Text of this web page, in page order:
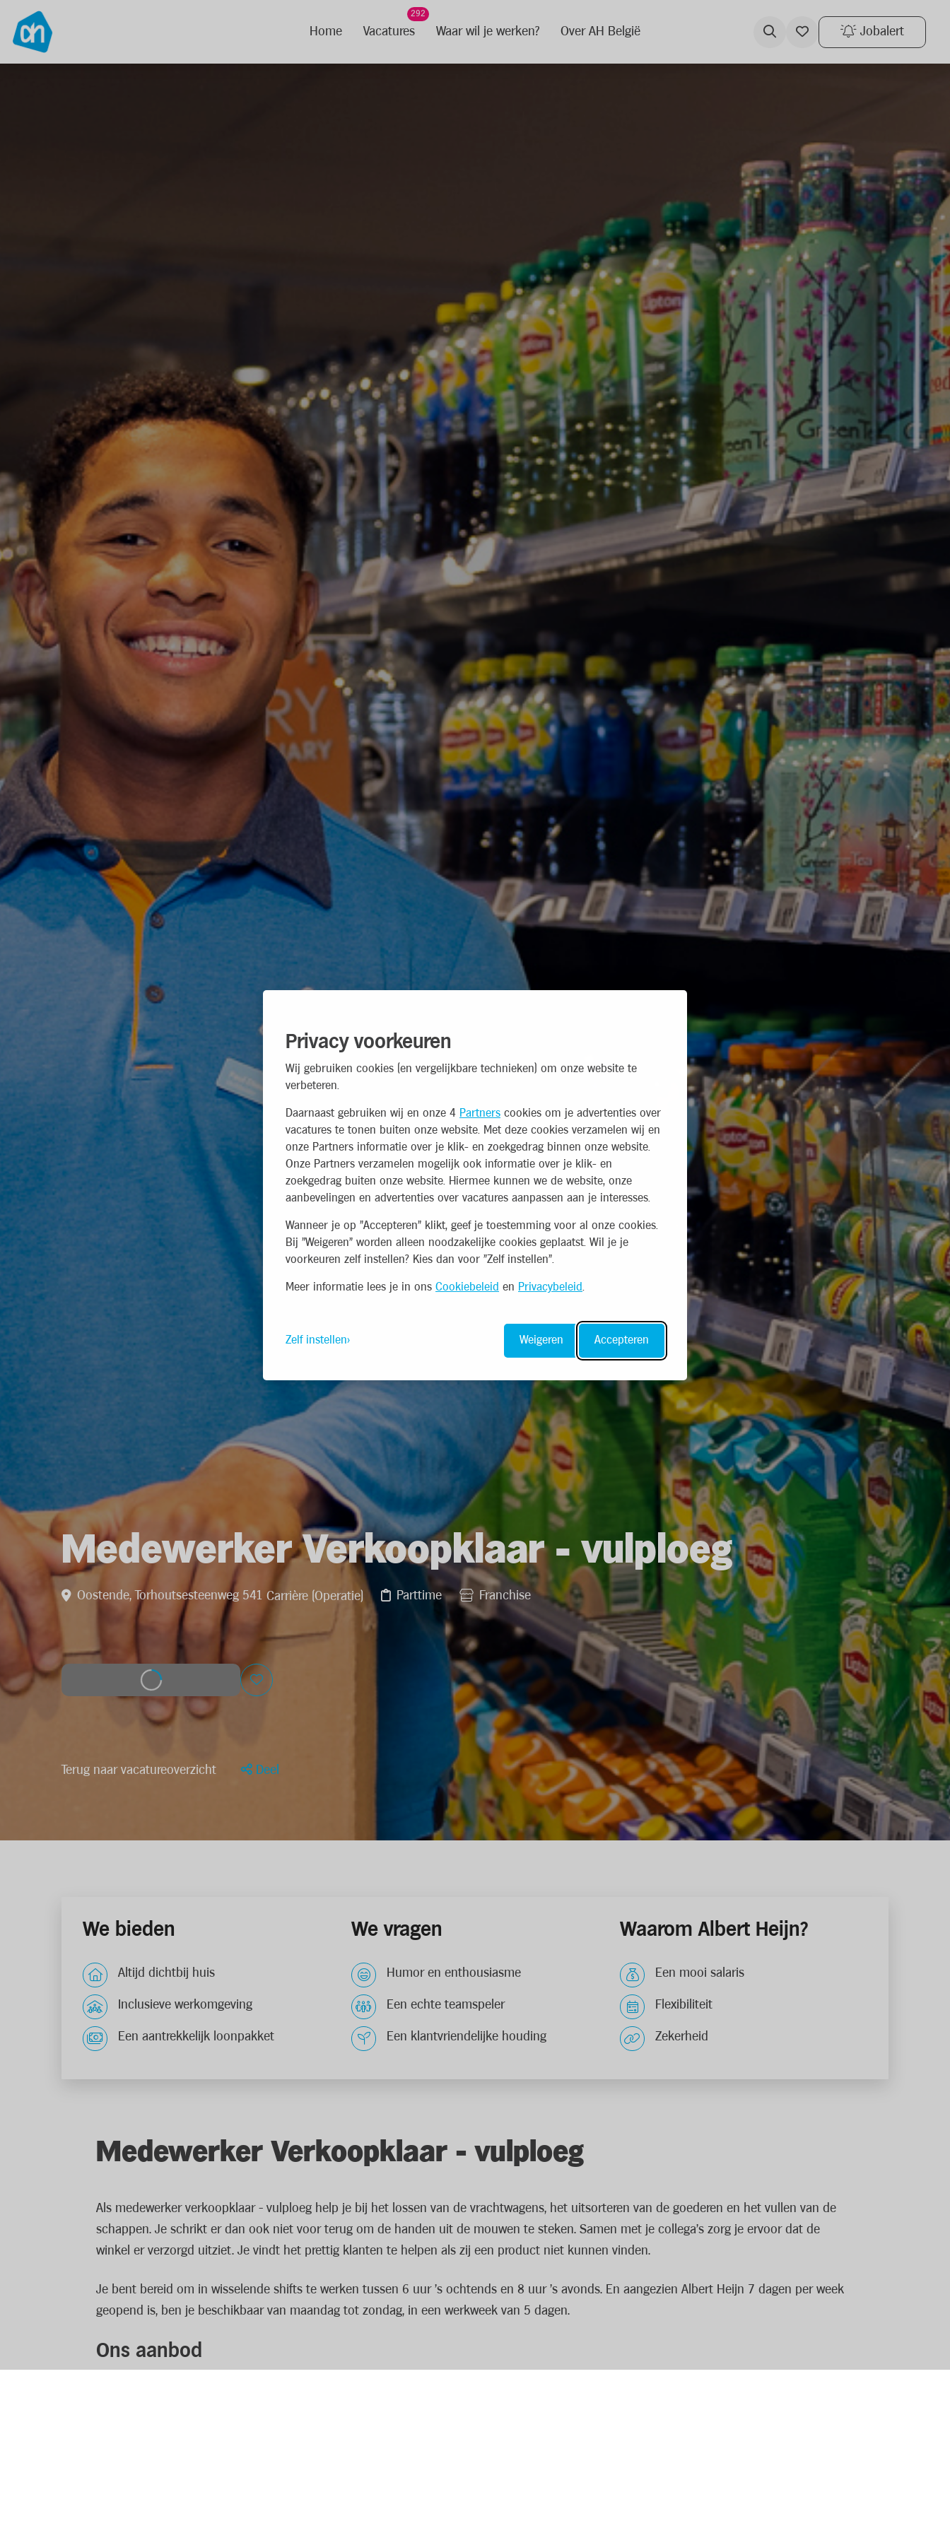
Privacy voorkeuren
Wij gebruiken cookies (en vergelijkbare technieken) om onze website te
verbeteren.
Daarnaast gebruiken wij en onze 4 Partners cookies om je advertenties over
vacatures te tonen buiten onze website. Met deze cookies verzamelen wij en
onze Partners informatie over je klik- en zoekgedrag binnen onze website.
Onze Partners verzamelen mogelijk ook informatie over je klik- en
zoekgedrag buiten onze website. Hiermee kunnen we de website, onze
aanbevelingen en advertenties over vacatures aanpassen aan je interesses.
Wanneer je op "Accepteren" klikt, geef je toestemming voor al onze cookies.
Bij "Weigeren" worden alleen noodzakelijke cookies geplaatst. Wil je je
voorkeuren zelf instellen? Kies dan voor "Zelf instellen".
Meer informatie lees je in ons Cookiebeleid en Privacybeleid
Zelf instellen Weigeren Accepteren
Home Vacatures
292
Waar wil je werken? Over AH België Jobalert
Medewerker Verkoopklaar - vulploeg
Oostende, Torhoutsesteenweg 541 Carrière (Operatie) Parttime Franchise
Solliciteer op deze job
Terug naar vacatureoverzicht Deel
We bieden
Altijd dichtbij huis
Inclusieve werkomgeving
Een aantrekkelijk loonpakket
We vragen
Humor en enthousiasme
Een echte teamspeler
Een klantvriendelijke houding
Waarom Albert Heijn?
Een mooi salaris
Flexibiliteit
Zekerheid
Medewerker Verkoopklaar - vulploeg
Als medewerker verkoopklaar - vulploeg help je bij het lossen van de vrachtwagens, het uitsorteren van de goederen en het vullen van de
schappen. Je schrikt er dan ook niet voor terug om de handen uit de mouwen te steken. Samen met je collega’s zorg je ervoor dat de
winkel er verzorgd uitziet. Je vindt het prettig klanten te helpen als zij een product niet kunnen vinden.
Je bent bereid om in wisselende shifts te werken tussen 6 uur ’s ochtends en 8 uur ’s avonds. En aangezien Albert Heijn 7 dagen per week
geopend is, ben je beschikbaar van maandag tot zondag, in een werkweek van 5 dagen.
Ons aanbod